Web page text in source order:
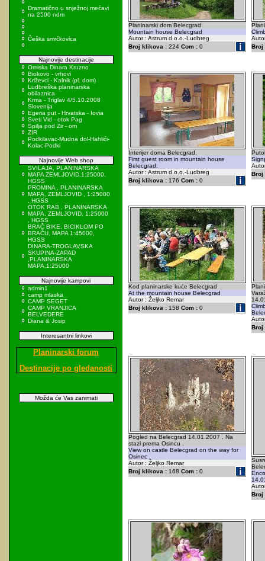
Dramatično u snježnoj mećavi
na 2500 ndm
Češka smrčkovica
Najnovije destinacije
Omiska Dinara Kruzno
Biokovo - vrhovi
Križevci - Kalnik (pl. dom)
Ludbreška planinarska
obilaznica
Krma - Triglav 4/5.10.2008
Slovenija
Egeria put - Hrvatska - Iovia
Sveti Vid - otok Pag
Spilja pod Zir - om
ZIR
Podkilavac-Mudna dol-Hahlići-
Kolac-Podki
Najnovije Web shop
SVILAJA, PLANINARSKA
MAPA ZEMLJOVID,1:25000,
HGSS
PROMINA , PLANINARSKA
MAPA, ZEMLJOVID , 1:25000
, HGSS
OTOK RAB , PLANINARSKA
MAPA, ZEMLJOVID, 1:25000
, HGSS
BRAČ BIKE, BICIKLOM PO
BRAČU, MAPA 1:45000,
HGSS
DINARA-TROGLAVSKA
SKUPINA-ZAPAD
,PLANINARSKA
MAPA,1:25000
Najnovije kampovi
admin1
camp mlaska
CAMP SEGET
CAMP VRANJICA
BELVEDERE
Diana & Josip
Interesantni linkovi
Planinarski forum
Destinacije po gledanosti
Možda će Vas zanimati
Planinarski dom Belecgrad
Mountain house Belecgrad
Autor : Astrum d.o.o.-Ludbreg
Broj klikova :224 Com :0
Broj
Interijer doma Belecgrad.
First guest room in mountain house
Belecgrad.
Autor : Astrum d.o.o.-Ludbreg
Broj klikova :176 Com :0
Broj
Kod planinarske kuće Belecgrad
At the mountain house Belecgrad
Autor : Željko Remar
Broj klikova :158 Com :0
Broj
Pogled na Belecgrad 14.01.2007 . Na
stazi prema Osincu .
View on castle Belecgrad on the way for
Osinec .
Autor : Željko Remar
Broj klikova :168 Com :0
Broj